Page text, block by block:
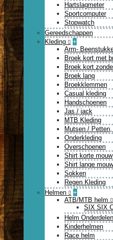
Hartslagmeter
Sportcomputer
Stopwatch
Gereedschappen
Kleding
+
Arm-
Broek kort met
Broek kort
Broek lang
Broekklemmen
Casual kleding
Handschoenen
Jas / jack
MTB Kleding
Mutsen /
Onderkleding
Overschoenen
Shirt korte mouw
Shirt lange mouw
Sokken
Regen Kleding
Helmen
+
ATB/MTB helm
SIX SIX
Helm Onderdelen
Kinderhelmen
Race helm